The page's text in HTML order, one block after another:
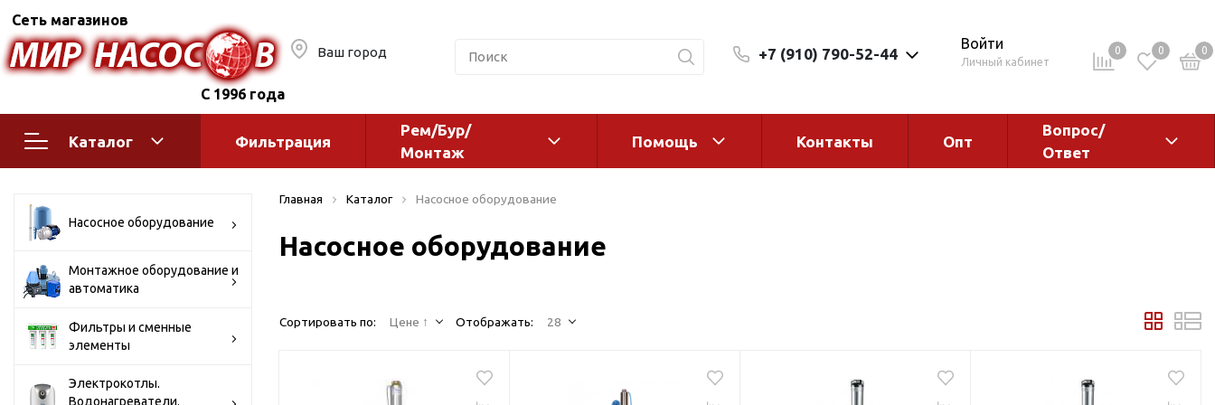
Сеть магазинов
С 1996 года
Ваш город +7 (910) 790-52-44
Войти
Личный кабинет
0 0 0
Каталог
Поверхностные насосы
Бытовые
Горизонтальные
многоступенчатые
многоступенчатые
моноблочные
Полив
водоснабжения
Оголовки и адаптеры
Магистральные фильтры
Фильтрация
Рем/Бур/
Монтаж
Помощь Контакты Опт
Вопрос/
Ответ
Насосное оборудование
Монтажное оборудование и
автоматика
Фильтры и сменные
элементы
Электрокотлы.
Водонагреватели.
Главная Каталог Насосное оборудование
Насосное оборудование
Сортировать по: Цене ↑ Отображать: 28